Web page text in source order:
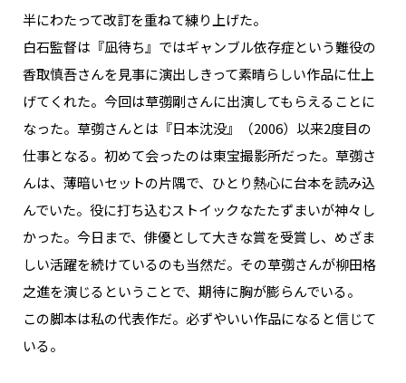
半にわたって改訂を重ねて練り上げた。
白石監督は『凪待ち』ではギャンブル依存症という難役の
香取慎吾さんを見事に演出しきって素晴らしい作品に仕上
げてくれた。今回は草彅剛さんに出演してもらえることに
なった。草彅さんとは『日本沈没』（2006）以来2度目の
仕事となる。初めて会ったのは東宝撮影所だった。草彅さ
んは、薄暗いセットの片隅で、ひとり熱心に台本を読み込
んでいた。役に打ち込むストイックなたたずまいが神々し
かった。今日まで、俳優として大きな賞を受賞し、めざま
しい活躍を続けているのも当然だ。その草彅さんが柳田格
之進を演じるということで、期待に胸が膨らんでいる。
この脚本は私の代表作だ。必ずやいい作品になると信じて
いる。